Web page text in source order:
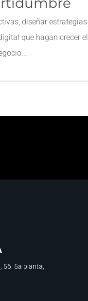
diseñar estrategias
que hagan crecer el
56. 5a planta